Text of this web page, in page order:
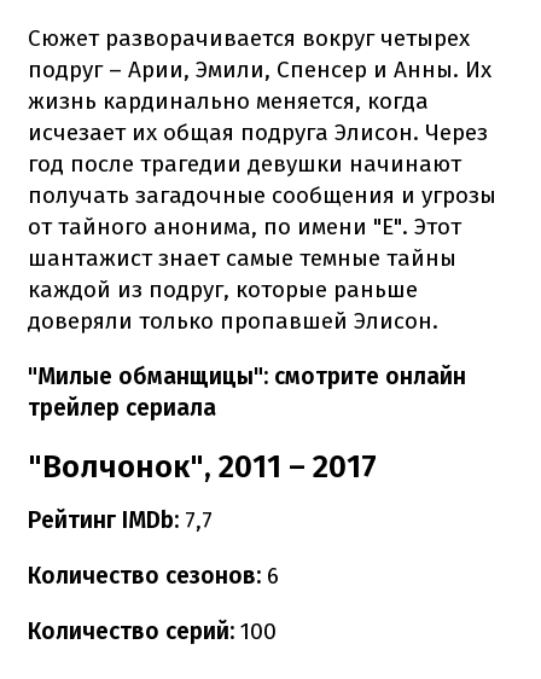
Сюжет разворачивается вокруг четырех
подруг – Арии, Эмили, Спенсер и Анны. Их
жизнь кардинально меняется, когда
исчезает их общая подруга Элисон. Через
год после трагедии девушки начинают
получать загадочные сообщения и угрозы
от тайного анонима, по имени "Е". Этот
шантажист знает самые темные тайны
каждой из подруг, которые раньше
доверяли только пропавшей Элисон.
"Милые обманщицы": смотрите онлайн
трейлер сериала
"Волчонок", 2011 – 2017
Рейтинг IMDb: 7,7
Количество сезонов: 6
Количество серий: 100